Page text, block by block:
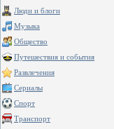
Люди и блоги
Музыка
Общество
Путешествия и события
Развлечения
Сериалы
Спорт
Транспорт